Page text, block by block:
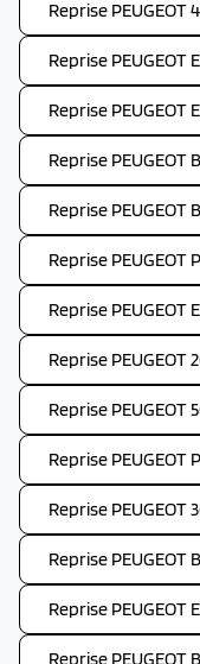
Reprise PEUGEOT
Reprise PEUGEOT
Reprise PEUGEOT
Reprise PEUGEOT
Reprise PEUGEOT
Reprise PEUGEOT
Reprise PEUGEOT
Reprise PEUGEOT
Reprise PEUGEOT
Reprise PEUGEOT
Reprise PEUGEOT
Reprise PEUGEOT
Reprise PEUGEOT
Reprise PEUGEOT